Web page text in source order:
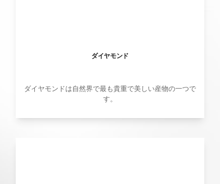
ダイヤモンド
ダイヤモンドは自然界で最も貴重で美しい産物の一つで
す。